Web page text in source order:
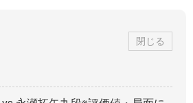
閉じる